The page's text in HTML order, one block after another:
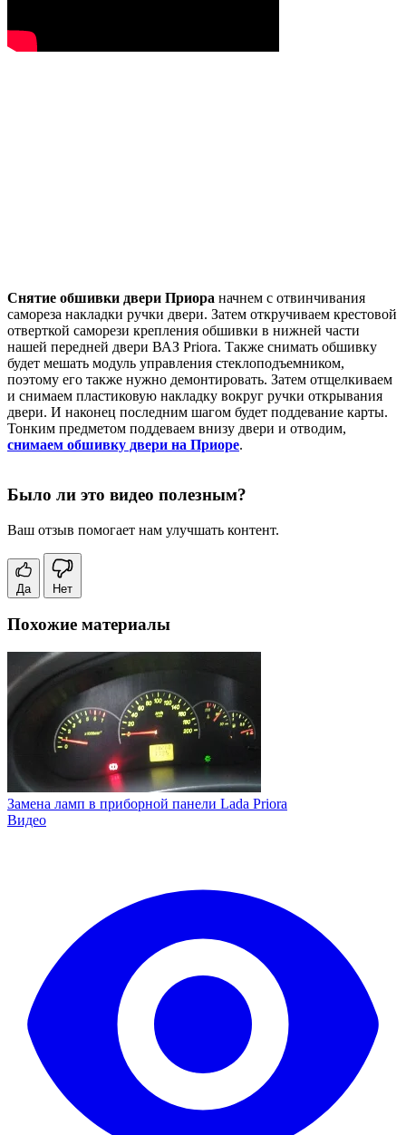
Снятие обшивки двери Приора начнем с отвинчивания
самореза накладки ручки двери. Затем откручиваем крестовой
отверткой саморези крепления обшивки в нижней части
нашей передней двери ВАЗ Priora. Также снимать обшивку
будет мешать модуль управления стеклоподъемником,
поэтому его также нужно демонтировать. Затем отщелкиваем
и снимаем пластиковую накладку вокруг ручки открывания
двери. И наконец последним шагом будет поддевание карты.
Тонким предметом поддеваем внизу двери и отводим,
снимаем обшивку двери на Приоре.
Было ли это видео полезным?
Ваш отзыв помогает нам улучшать контент.
Да Нет
Похожие материалы
Замена ламп в приборной панели Lada Priora
Видео